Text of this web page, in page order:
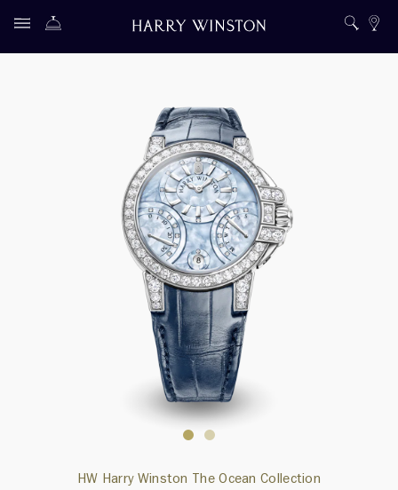
HW Harry Winston The Ocean Collection